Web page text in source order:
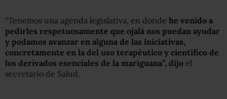
“Tenemos una agenda legislativa, en donde he venido a
pedirles respetuosamente que ojalá nos puedan ayudar
y podamos avanzar en alguna de las iniciativas,
concretamente en la del uso terapéutico y científico de
los derivados esenciales de la mariguana”, dijo el
secretario de Salud.